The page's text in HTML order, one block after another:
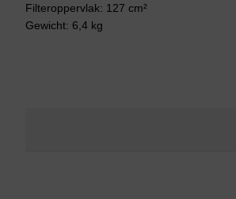
Filteroppervlak: 127 cm²
Gewicht: 6,4 kg